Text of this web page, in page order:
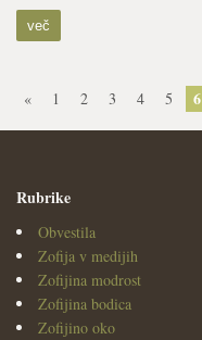
več
« 1 2 3 4 5 6
Rubrike
Obvestila
Zofija v medijih
Zofijina modrost
Zofijina bodica
Zofijino oko